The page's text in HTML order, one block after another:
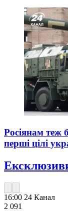
Росіянам теж
перші цілі
16:00 24 Канал
2 091